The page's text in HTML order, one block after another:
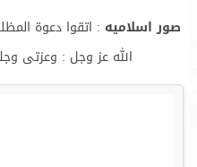
صور اسلاميه : اتقوا دعوة
الله عز وجل : وعزتى